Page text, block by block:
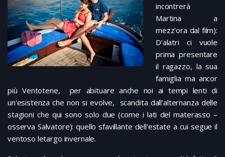
incontrerà
Martina a
mezz'ora dal film):
D'alatri ci vuole
prima presentare
il ragazzo, la sua
famiglia ma ancor
più Ventotene, per abituare anche noi ai tempi lenti di
un'esistenza che non si evolve, scandita dall'alternanza delle
stagioni che qui sono solo due (come i lati del materasso –
osserva Salvatore): quello sfavillante dell'estate a cui segue il
ventoso letargo invernale.